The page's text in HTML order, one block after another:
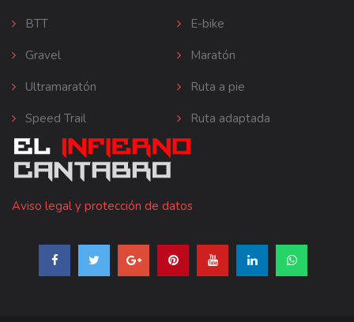
BTT
E-bike
Gravel
Maratón
Ultramaratón
Ruta a pie
Speed Trail
Ruta adaptada
Aviso legal y protección de datos